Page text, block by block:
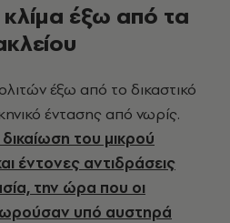
έξω από τα
έξω από το δικαστικό
έντασης από νωρίς.
του μικρού
έντονες αντιδράσεις
την ώρα που οι
υπό αυστηρά